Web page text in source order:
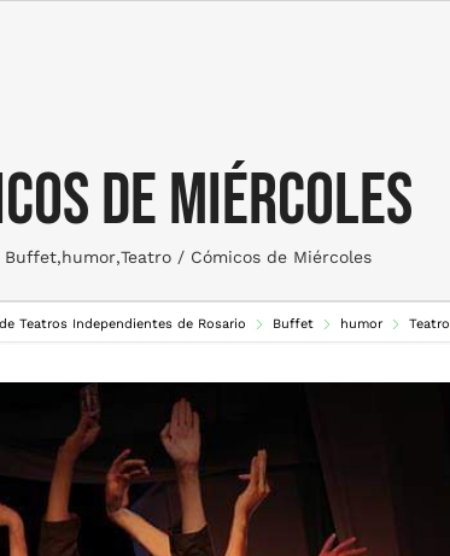
de Miércoles
Buffet,humor,Teatro Cómicos de Miércoles
Teatros Independientes de Rosario Buffet humor Teatro